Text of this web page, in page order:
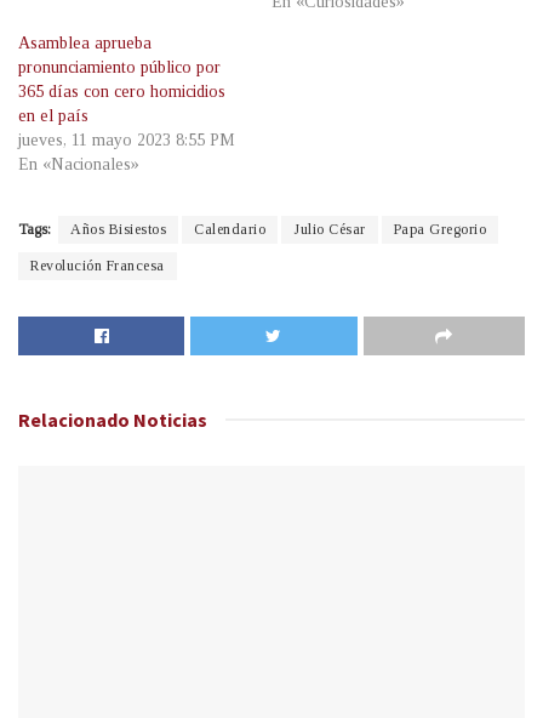
Asamblea aprueba
pronunciamiento público por
365 días con cero homicidios
en el país
jueves, 11 mayo 2023 8:55 PM
En «Nacionales»
Tags: Años Bisiestos Calendario Julio César Papa Gregorio
Revolución Francesa
Relacionado Noticias